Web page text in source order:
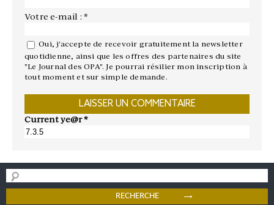
Votre e-mail : *
Oui, j'accepte de recevoir gratuitement la newsletter
quotidienne, ainsi que les offres des partenaires du site
"Le Journal des OPA". Je pourrai résilier mon inscription à
tout moment et sur simple demande.
Current ye@r*